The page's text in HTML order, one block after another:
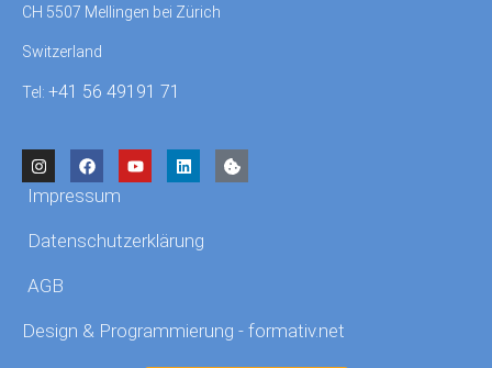
CH 5507 Mellingen bei Zürich
Switzerland
Tel: +41 56 49191 71
Impressum
Datenschutzerklärung
AGB
Design & Programmierung - formativ.net